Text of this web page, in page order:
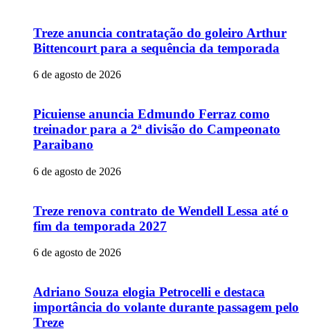
Treze anuncia contratação do goleiro Arthur
Bittencourt para a sequência da temporada
6 de agosto de 2026
Picuiense anuncia Edmundo Ferraz como
treinador para a 2ª divisão do Campeonato
Paraibano
6 de agosto de 2026
Treze renova contrato de Wendell Lessa até o
fim da temporada 2027
6 de agosto de 2026
Adriano Souza elogia Petrocelli e destaca
importância do volante durante passagem pelo
Treze